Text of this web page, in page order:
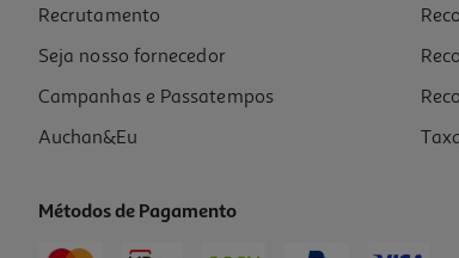
1,09 €
Recrutamento
Seja nosso fornecedor
Campanhas e Passatempos
Auchan&Eu
Métodos de Pagamento